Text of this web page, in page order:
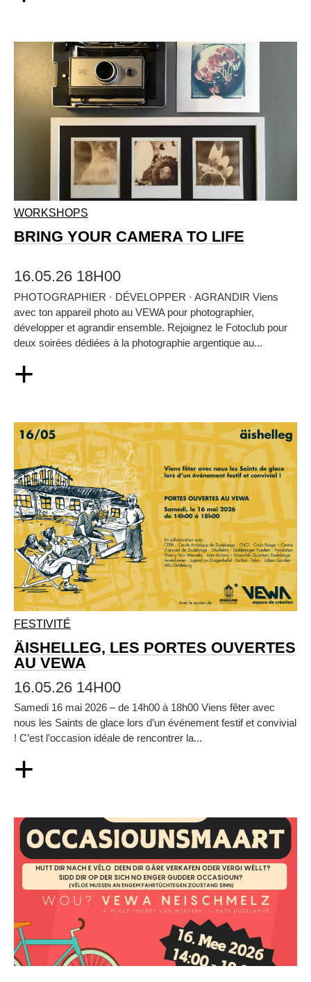
WORKSHOPS
BRING YOUR CAMERA TO LIFE
16.05.26 18H00
PHOTOGRAPHIER · DÉVELOPPER · AGRANDIR Viens
avec ton appareil photo au VEWA pour photographier,
développer et agrandir ensemble. Rejoignez le Fotoclub pour
deux soirées dédiées à la photographie argentique au...
+
FESTIVITÉ
ÄISHELLEG, LES PORTES OUVERTES
AU VEWA
16.05.26 14H00
Samedi 16 mai 2026 – de 14h00 à 18h00 Viens fêter avec
nous les Saints de glace lors d’un événement festif et convivial
! C’est l’occasion idéale de rencontrer la...
+